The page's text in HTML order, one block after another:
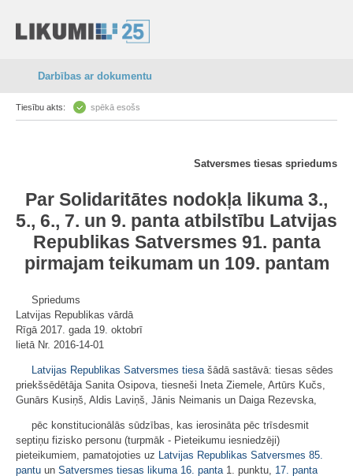
Darbības ar dokumentu
Tiesību akts: spēkā esošs
Satversmes tiesas spriedums
Par Solidaritātes nodokļa likuma 3.,
5., 6., 7. un 9. panta atbilstību Latvijas
Republikas Satversmes 91. panta
pirmajam teikumam un 109. pantam
Spriedums
Latvijas Republikas vārdā
Rīgā 2017. gada 19. oktobrī
lietā Nr. 2016-14-01
Latvijas Republikas Satversmes tiesašādā sastāvā: tiesas sēdes
priekšsēdētāja Sanita Osipova, tiesneši Ineta Ziemele, Artūrs Kučs,
Gunārs Kusiņš, Aldis Laviņš, Jānis Neimanis un Daiga Rezevska,
pēc konstitucionālās sūdzības, kas ierosināta pēc trīsdesmit
septiņu fizisko personu (turpmāk - Pieteikumu iesniedzēji)
pieteikumiem, pamatojoties uz Latvijas Republikas Satversmes 85.
pantu un Satversmes tiesas likuma 16. panta1. punktu, 17. panta